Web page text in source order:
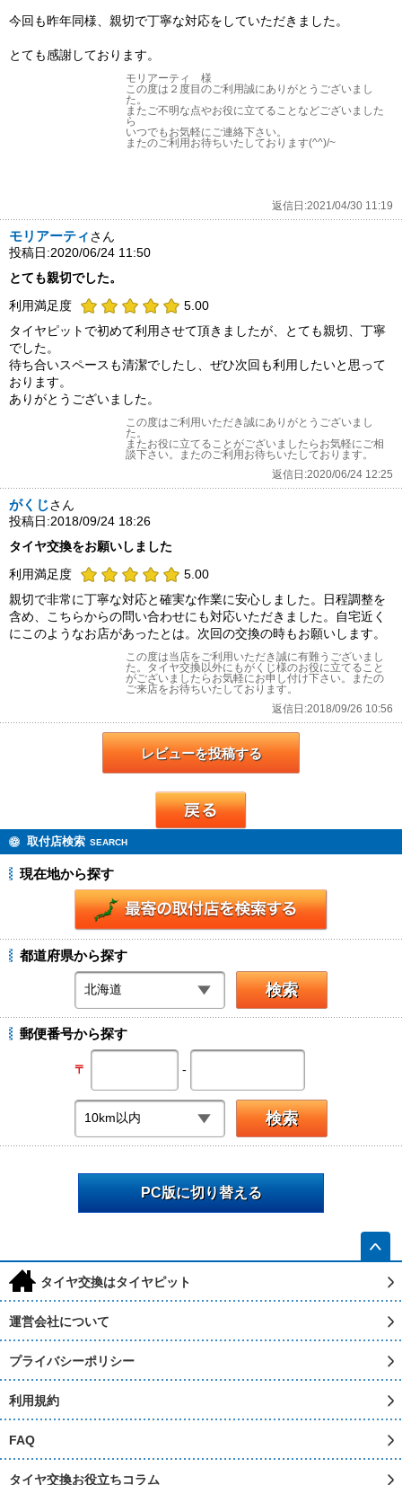
今回も昨年同様、親切で丁寧な対応をしていただきました。
とても感謝しております。
モリアーティ 様
この度は２度目のご利用誠にありがとうございまし
た。
またご不明な点やお役に立てることなどございました
ら
いつでもお気軽にご連絡下さい。
またのご利用お待ちいたしております(^^)/~
返信日:2021/04/30 11:19
モリアーティさん
投稿日:2020/06/24 11:50
とても親切でした。
利用満足度
5.00
タイヤピットで初めて利用させて頂きましたが、とても親切、丁寧
でした。
待ち合いスペースも清潔でしたし、ぜひ次回も利用したいと思って
おります。
ありがとうございました。
この度はご利用いただき誠にありがとうございまし
た。
またお役に立てることがございましたらお気軽にご相
談下さい。またのご利用お待ちいたしております。
返信日:2020/06/24 12:25
がくじさん
投稿日:2018/09/24 18:26
タイヤ交換をお願いしました
利用満足度
5.00
親切で非常に丁寧な対応と確実な作業に安心しました。日程調整を
含め、こちらからの問い合わせにも対応いただきました。自宅近く
にこのようなお店があったとは。次回の交換の時もお願いします。
この度は当店をご利用いただき誠に有難うございまし
た。タイヤ交換以外にもがくじ様のお役に立てること
がございましたらお気軽にお申し付け下さい。またの
ご来店をお待ちいたしております。
返信日:2018/09/26 10:56
レビューを投稿する
取付店検索 SEARCH
現在地から探す
都道府県から探す
郵便番号から探す
〒 -
PC版に切り替える
h タイヤ交換はタイヤピット
運営会社について
プライバシーポリシー
利用規約
FAQ
タイヤ交換お役立ちコラム